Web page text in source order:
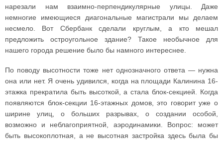
нарезали нам взаимно-перпендикулярные улицы. Даже
немногие имеющиеся диагональные магистрали мы делаем
несмело. Вот Сбербанк сделали круглым, а кто мешал
предложить остроугольное здание? Такое необычное для
нашего города решение было бы намного интереснее.
По поводу высотности тоже нет однозначного ответа — нужна
она или нет. Я очень удивился, когда на площади Калинина 16-
этажка прекратила быть высоткой, а стала блок-секцией. Когда
появляются блок-секции 16-этажных домов, это говорит уже о
ширине улиц, о больших разрывах, о создании особой,
возможно и неблагоприятной, аэродинамики. Вопрос: может
быть высокоплотная, а не высотная застройка здесь была бы